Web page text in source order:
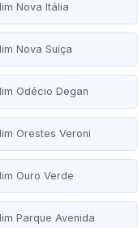
Nova Itália
Nova Suíça
Odécio Degan
Orestes Veroni
Ouro Verde
Parque Avenida